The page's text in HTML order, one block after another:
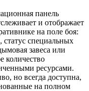
панель
и отображает
на поле боя:
статус специальных
завеса или
количество
ресурсами.
но всегда доступна,
на полном